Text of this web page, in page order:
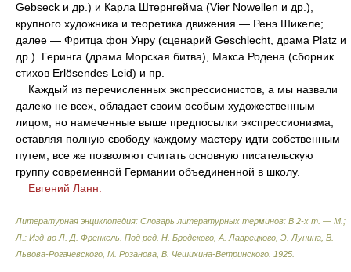
Gebseck и др.) и Карла Штернгейма (Vier Nowellen и др.),
крупного художника и теоретика движения — Ренэ Шикеле;
далее — Фритца фон Унру (сценарий Geschlecht, драма Platz и
др.). Геринга (драма Морская битва), Макса Родена (сборник
стихов Erlösendes Leid) и пр.
Каждый из перечисленных экспрессионистов, а мы назвали
далеко не всех, обладает своим особым художественным
лицом, но намеченные выше предпосылки экспрессионизма,
оставляя полную свободу каждому мастеру идти собственным
путем, все же позволяют считать основную писательскую
группу современной Германии объединенной в школу.
Евгений Ланн.
Литературная энциклопедия: Словарь литературных терминов: В 2-х т. — М.;
Л.: Изд-во Л. Д. Френкель Под ред. Н. Бродского, А. Лаврецкого, Э. Лунина, В.
Львова-Рогачевского, М. Розанова, В. Чешихина-Ветринского 1925